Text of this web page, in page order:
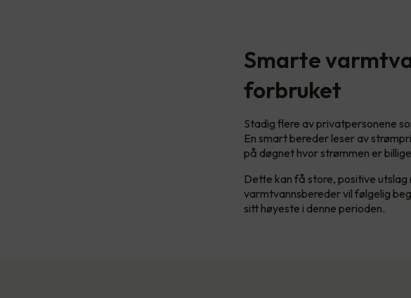
Smarte
forbruket
Stadig flere av privatpersonene
En smart bereder leser av
på døgnet hvor strømmen er
Dette kan få store, positive utslag
varmtvannsbereder vil følgelig
sitt høyeste i denne perioden.